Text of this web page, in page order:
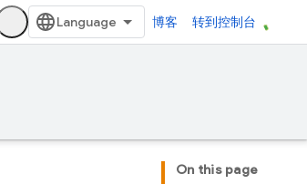
博客 转到控制台
On this page